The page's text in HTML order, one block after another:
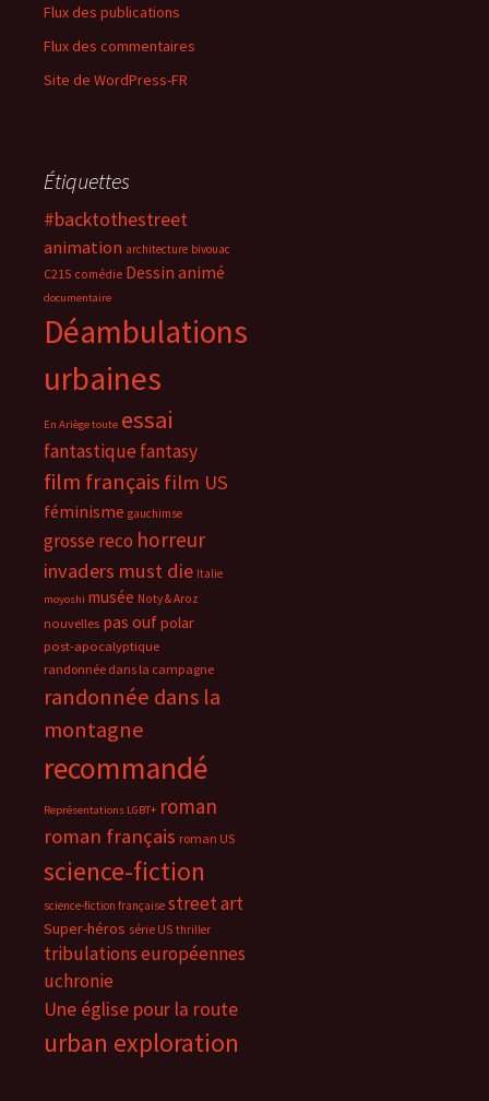
Flux des publications
Flux des commentaires
Site de WordPress-FR
Étiquettes
#backtothestreet
animation architecture bivouac
C215 comédie Dessin animé
documentaire
Déambulations
urbaines
En Ariège toute essai
fantastiquefantasy
film français film US
féminisme gauchimse
grosse reco horreur
invaders must die Italie
moyoshi musée Noty & Aroz
nouvelles pas oufpolar
post-apocalyptique
randonnée dans la campagne
randonnée dans la
montagne
recommandé
Représentations LGBT+ roman
roman français roman US
science-fiction
science-fiction française street art
Super-héros série US thriller
tribulations européennes
uchronie
Une église pour la route
urban exploration